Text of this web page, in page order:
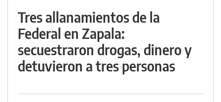
Tres allanamientos de la
Federal en Zapala:
secuestraron drogas, dinero y
detuvieron a tres personas